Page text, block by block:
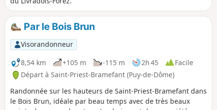
Par le Bois Brun
Visorandonneur
8,54 km
+105 m -115 m 2h 45
Facile
Départ à Saint-Priest-Bramefant (Puy-de-Dôme)
Randonnée sur les hauteurs de Saint-Priest-Bramefant dans
le Bois Brun, idéale par beau temps avec de très beaux